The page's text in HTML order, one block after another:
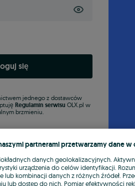
się
jednego z dostawców
Regulamin serwisu OLX.pl w
brzmieniu.
partnerami przetwarzamy dane w
danych geolokalizacyjnych.
urządzenia do celów identyfikacji.
lub kombinacji danych z różnych źródeł.
lub dostęp do nich. Pomiar efektywności